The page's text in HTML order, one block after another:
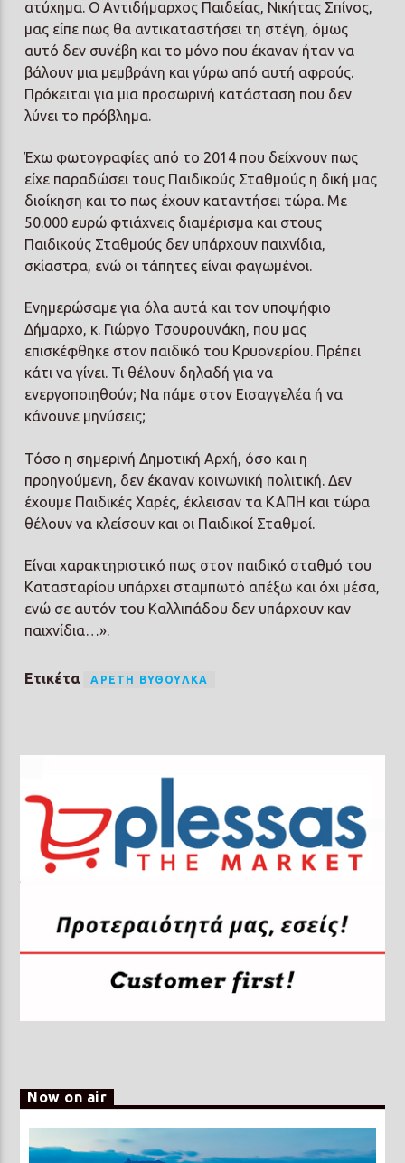
ατύχημα. Ο Αντιδήμαρχος Παιδείας, Νικήτας Σπίνος,
μας είπε πως θα αντικαταστήσει τη στέγη, όμως
αυτό δεν συνέβη και το μόνο που έκαναν ήταν να
βάλουν μια μεμβράνη και γύρω από αυτή αφρούς.
Πρόκειται για μια προσωρινή κατάσταση που δεν
λύνει το πρόβλημα.
Έχω φωτογραφίες από το 2014 που δείχνουν πως
είχε παραδώσει τους Παιδικούς Σταθμούς η δική μας
διοίκηση και το πως έχουν καταντήσει τώρα. Με
50.000 ευρώ φτιάχνεις διαμέρισμα και στους
Παιδικούς Σταθμούς δεν υπάρχουν παιχνίδια,
σκίαστρα, ενώ οι τάπητες είναι φαγωμένοι.
Ενημερώσαμε για όλα αυτά και τον υποψήφιο
Δήμαρχο, κ. Γιώργο Τσουρουνάκη, που μας
επισκέφθηκε στον παιδικό του Κρυονερίου. Πρέπει
κάτι να γίνει. Τι θέλουν δηλαδή για να
ενεργοποιηθούν; Να πάμε στον Εισαγγελέα ή να
κάνουνε μηνύσεις;
Τόσο η σημερινή Δημοτική Αρχή, όσο και η
προηγούμενη, δεν έκαναν κοινωνική πολιτική. Δεν
έχουμε Παιδικές Χαρές, έκλεισαν τα ΚΑΠΗ και τώρα
θέλουν να κλείσουν και οι Παιδικοί Σταθμοί.
Είναι χαρακτηριστικό πως στον παιδικό σταθμό του
Κατασταρίου υπάρχει σταμπωτό απέξω και όχι μέσα,
ενώ σε αυτόν του Καλλιπάδου δεν υπάρχουν καν
παιχνίδια…».
Ετικέτα ΑΡΕΤΉ ΒΥΘΟΎΛΚΑ
Now on air